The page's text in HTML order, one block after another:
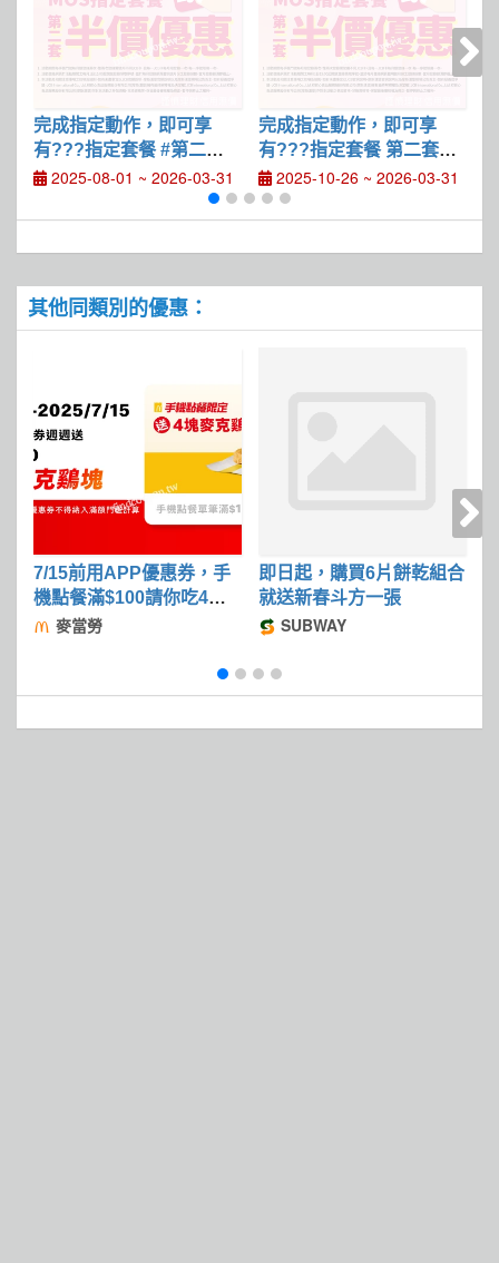
完成指定動作，即可享
有???指定套餐 #第二套
半價優惠
2025-08-01 ~ 2026-03-31
完成指定動作，即可享
有???指定套餐 第二套半
價優惠
2025-10-26 ~ 2026-03-31
其他同類別的優惠：
7/15前用APP優惠券，手
機點餐滿$100請你吃4塊
麥克鷄塊
麥當勞
即日起，購買6片餅乾組合
就送新春斗方一張
SUBWAY